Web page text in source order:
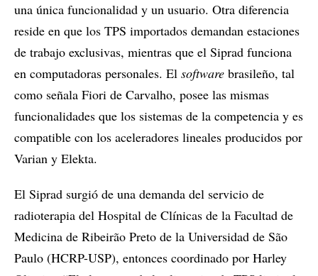
una única funcionalidad y un usuario. Otra diferencia
reside en que los TPS importados demandan estaciones
de trabajo exclusivas, mientras que el Siprad funciona
en computadoras personales. El software brasileño, tal
como señala Fiori de Carvalho, posee las mismas
funcionalidades que los sistemas de la competencia y es
compatible con los aceleradores lineales producidos por
Varian y Elekta.
El Siprad surgió de una demanda del servicio de
radioterapia del Hospital de Clínicas de la Facultad de
Medicina de Ribeirão Preto de la Universidad de São
Paulo (HCRP-USP), entonces coordinado por Harley